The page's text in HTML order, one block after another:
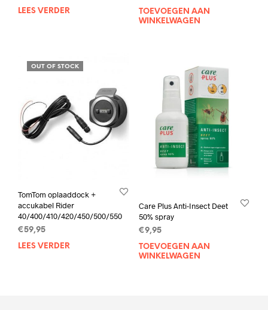
LEES VERDER
TOEVOEGEN AAN
WINKELWAGEN
OUT OF STOCK
TomTom oplaaddock +
accukabel Rider
40/400/410/420/450/500/550
€59,95
LEES VERDER
Care Plus Anti-Insect Deet
50% spray
€9,95
TOEVOEGEN AAN
WINKELWAGEN